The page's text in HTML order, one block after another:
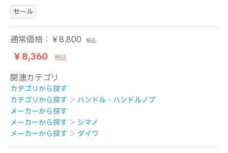
セール
通常価格： ￥8,800 税込
￥8,360 税込
関連カテゴリ
カテゴリから探す
カテゴリから探す ＞ ハンドル・ハンドルノブ
メーカーから探す
メーカーから探す ＞ シマノ
メーカーから探す ＞ ダイワ